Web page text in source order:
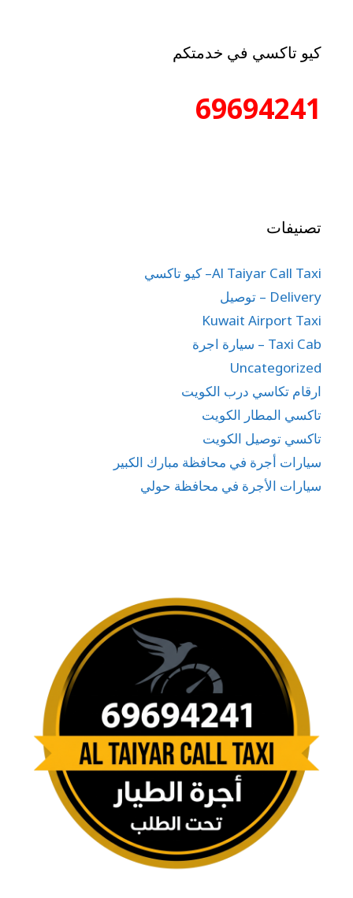
كيو تاكسي في خدمتكم
69694241
تصنيفات
Al Taiyar Call Taxi– كيو تاكسي
Delivery – توصيل
Kuwait Airport Taxi
Taxi Cab – سيارة اجرة
Uncategorized
ارقام تكاسي درب الكويت
تاكسي المطار الكويت
تاكسي توصيل الكويت
سيارات أجرة في محافظة مبارك الكبير
سيارات الأجرة في محافظة حولي